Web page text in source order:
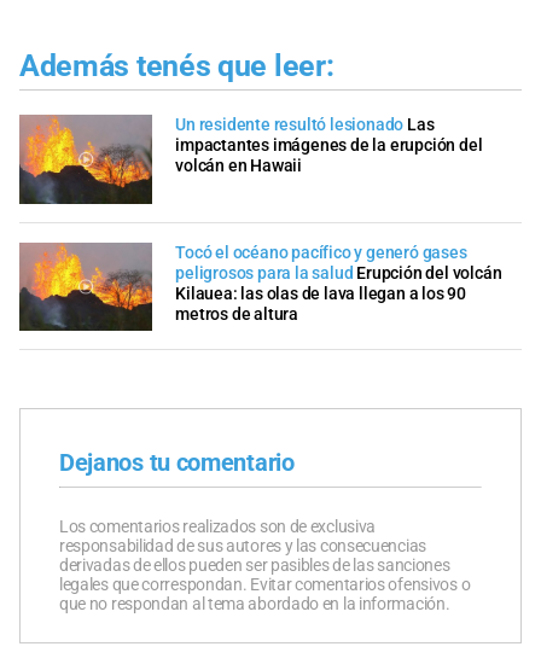
Además tenés que leer:
Un residente resultó lesionado Las
impactantes imágenes de la erupción del
volcán en Hawaii
Tocó el océano pacífico y generó gases
peligrosos para la salud Erupción del volcán
Kilauea: las olas de lava llegan a los 90
metros de altura
Dejanos tu comentario
Los comentarios realizados son de exclusiva
responsabilidad de sus autores y las consecuencias
derivadas de ellos pueden ser pasibles de las sanciones
legales que correspondan. Evitar comentarios ofensivos o
que no respondan al tema abordado en la información.